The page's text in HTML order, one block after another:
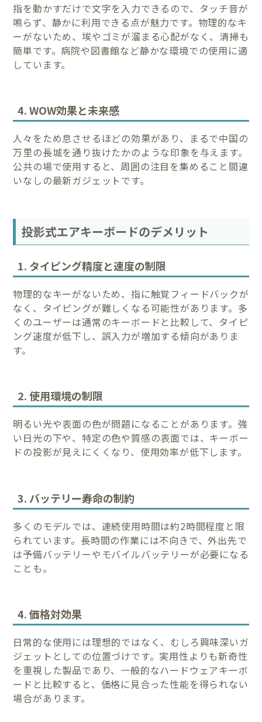
指を動かすだけで文字を入力できるので、タッチ音が
鳴らず、静かに利用できる点が魅力です。物理的なキ
ーがないため、埃やゴミが溜まる心配がなく、清掃も
簡単です。病院や図書館など静かな環境での使用に適
しています。
4. WOW効果と未来感
人々をため息させるほどの効果があり、まるで中国の
万里の長城を通り抜けたかのような印象を与えます。
公共の場で使用すると、周囲の注目を集めること間違
いなしの最新ガジェットです。
投影式エアキーボードのデメリット
1. タイピング精度と速度の制限
物理的なキーがないため、指に触覚フィードバックが
なく、タイピングが難しくなる可能性があります。多
くのユーザーは通常のキーボードと比較して、タイピ
ング速度が低下し、誤入力が増加する傾向がありま
す。
2. 使用環境の制限
明るい光や表面の色が問題になることがあります。強
い日光の下や、特定の色や質感の表面では、キーボー
ドの投影が見えにくくなり、使用効率が低下します。
3. バッテリー寿命の制約
多くのモデルでは、連続使用時間は約2時間程度と限
られています。長時間の作業には不向きで、外出先で
は予備バッテリーやモバイルバッテリーが必要になる
ことも。
4. 価格対効果
日常的な使用には理想的ではなく、むしろ興味深いガ
ジェットとしての位置づけです。実用性よりも新奇性
を重視した製品であり、一般的なハードウェアキーボ
ードと比較すると、価格に見合った性能を得られない
場合があります。